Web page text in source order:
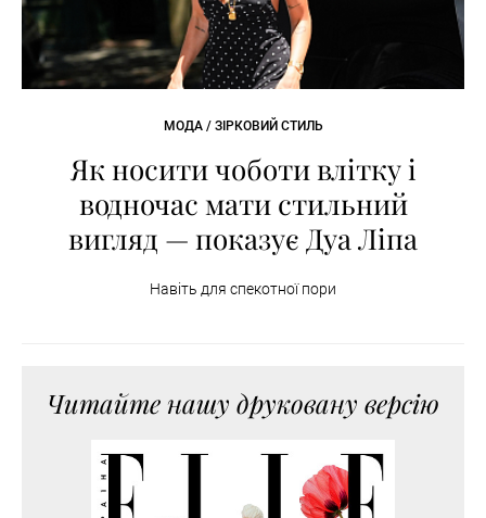
МОДА / ЗІРКОВИЙ СТИЛЬ
Як носити чоботи влітку і
водночас мати стильний
вигляд — показує Дуа Ліпа
Навіть для спекотної пори
Читайте нашу друковану версію